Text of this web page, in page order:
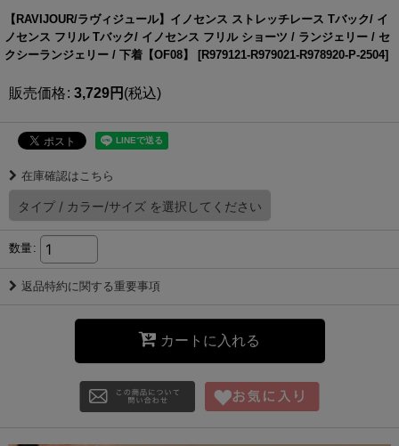
【RAVIJOUR/ラヴィジュール】イノセンス ストレッチレース Tバック/ イ
ノセンス フリル Tバック/ イノセンス フリル ショーツ / ランジェリー / セ
クシーランジェリー / 下着【OF08】
[R979121-R979021-R978920-P-2504]
販売価格: 3,729円 (税込)
在庫確認はこちら
タイプ / カラー/サイズ を選択してください
数量:
返品特約に関する重要事項
カートに入れる